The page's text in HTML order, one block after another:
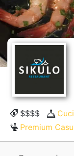
$$$$
Premium